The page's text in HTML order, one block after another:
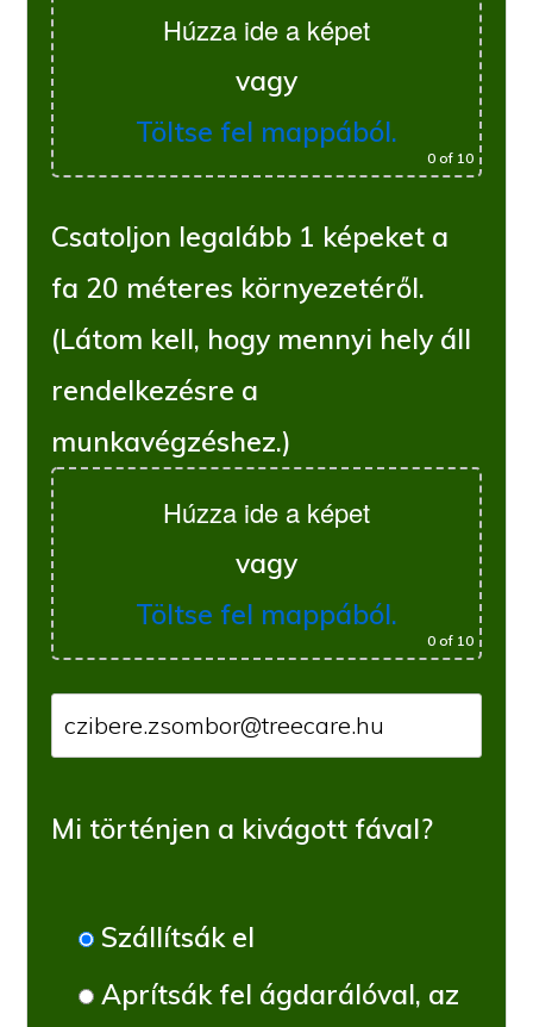
Húzza ide a képet
vagy
Töltse fel mappából.
0of 10
Csatoljon legalább 1 képeket a
fa 20 méteres környezetéről.
(Látom kell, hogy mennyi hely áll
rendelkezésre a
munkavégzéshez.)
Húzza ide a képet
vagy
Töltse fel mappából.
0of 10
Mi történjen a kivágott fával?
Szállítsák el
Aprítsák fel ágdarálóval, az